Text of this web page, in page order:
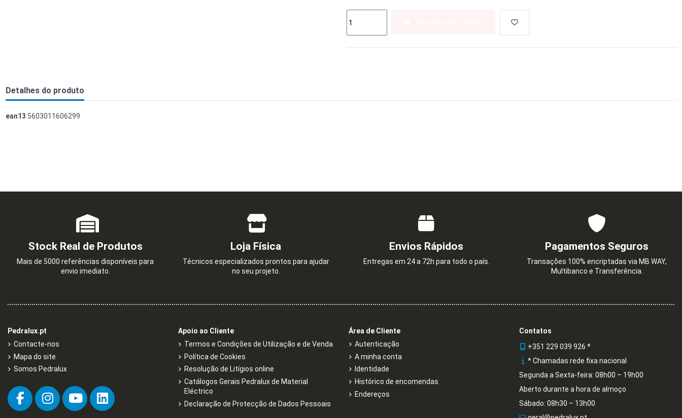
Detalhes do produto
ean13 5603011606299
Stock Real de Produtos
Mais de 5000 referências disponíveis para
envio imediato.
Loja Física
Técnicos especializados prontos para ajudar
no seu projeto.
Envios Rápidos
Entregas em 24 a 72h para todo o país.
Pagamentos Seguros
Transações 100% encriptadas via MB WAY,
Multibanco e Transferência.
Pedralux.pt
Contacte-nos
Mapa do site
Somos Pedralux
Apoio ao Cliente
Termos e Condições de Utilização e de Venda
Política de Cookies
Resolução de Litígios online
Catálogos Gerais Pedralux de Material
Eléctrico
Declaração de Protecção de Dados Pessoais
Área de Cliente
Autenticação
A minha conta
Identidade
Histórico de encomendas
Endereços
Contatos
+351 229 039 926 *
* Chamadas rede fixa nacional
Segunda a Sexta-feira: 08h00 – 19h00
Aberto durante a hora de almoço
Sábado: 08h30 – 13h00